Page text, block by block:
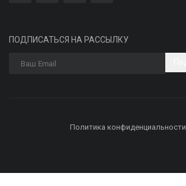
ПОДПИСАТЬСЯ НА РАССЫЛКУ
Политика конфиденциальности